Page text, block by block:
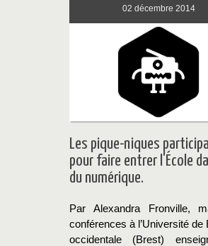
02 décembre 2014
Les pique-niques
pour faire entrer l'École
du numérique.
Par Alexandra Fronville,
conférences à l’Université de
occidentale (Brest)